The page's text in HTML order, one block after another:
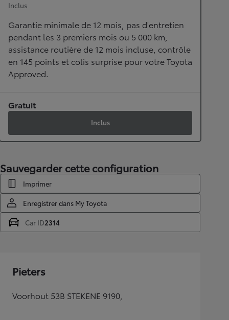
Inclus
Garantie minimale de 12 mois, pas d'entretien
pendant les 3 premiers mois ou 5 000 km,
assistance routière de 12 mois incluse, contrôle
en 145 points et colis surprise pour votre Toyota
Approved.
Gratuit
Inclus
Sauvegarder cette configuration
Imprimer
Enregistrer dans My Toyota
Car ID2314
Pieters
Voorhout 53B STEKENE 9190,